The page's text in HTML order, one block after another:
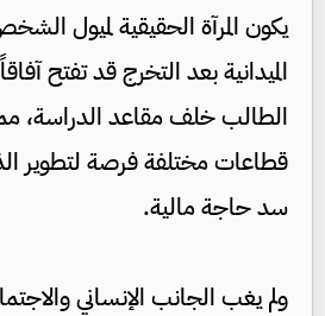
يكون المرآة الحقيقية لميول
الميدانية بعد التخرج قد تفتح
الطالب خلف مقاعد الدراسة،
قطاعات مختلفة فرصة لتطوير
سد حاجة مالية.
ولم يغب الجانب الإنساني